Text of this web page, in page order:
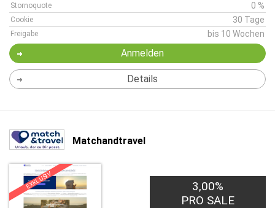
Stornoquote 0 %
Cookie 30 Tage
Freigabe bis 10 Wochen
Anmelden
Details
Matchandtravel
EXKLUSIV
3,00%
PRO SALE